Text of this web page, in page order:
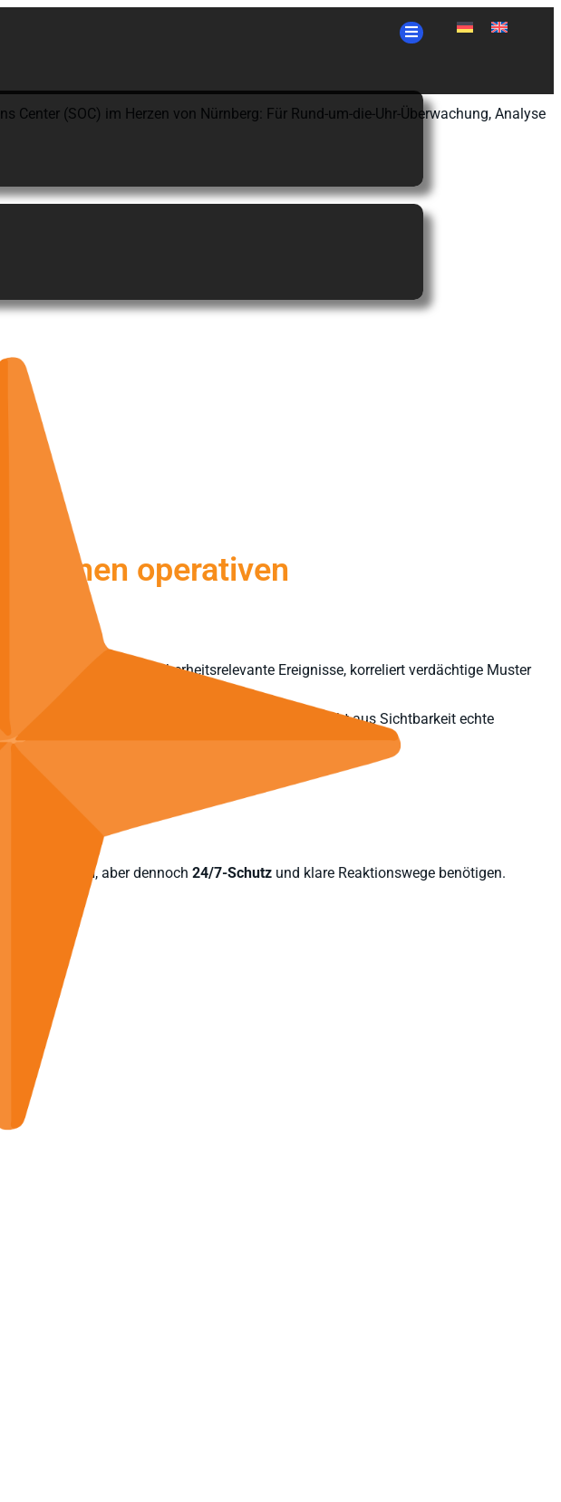
Center (SOC) im Herzen von Nürnberg: Für Rund-um-die-Uhr-Überwachung, Analyse
in einen operativen
Das System erfasst sicherheitsrelevante Ereignisse, korreliert verdächtige Muster
und Eindämmung von Vorfällen. So entsteht aus Sichtbarkeit echte
können, aber dennoch 24/7-Schutz und klare Reaktionswege benötigen.